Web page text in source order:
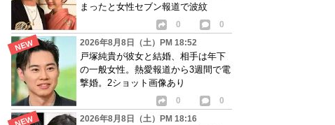
まったと女性セブン報道で波紋
0
0
2026年8月8日（土）PM 18:52
戸塚純貴が彼女と結婚、相手は年下
の一般女性。熱愛報道から3週間で電
撃婚。2ショット画像あり
0
0
2026年8月8日（土）PM 18:16